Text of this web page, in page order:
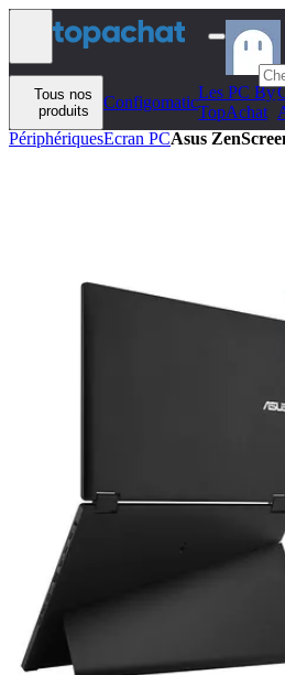
Aller au contenu
Tous nos
produits
Configomatic
Les PC By
TopAchat
PériphériquesEcran PCAsus